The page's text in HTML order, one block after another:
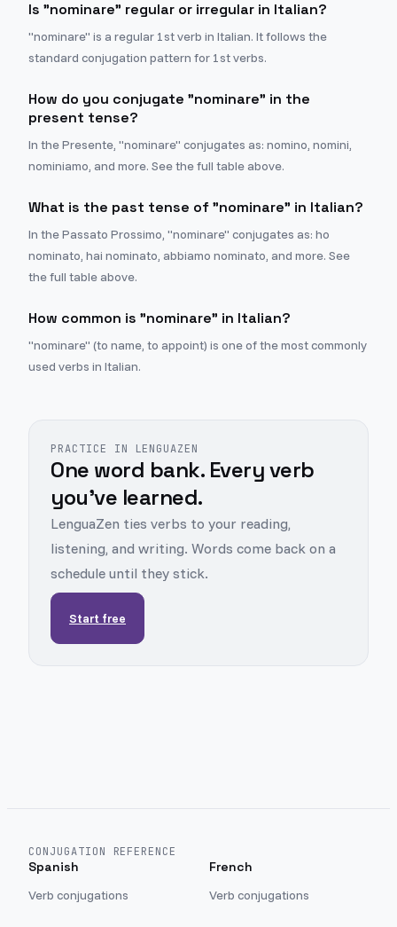
Is "nominare" regular or irregular in Italian?
"nominare" is a regular 1st verb in Italian. It follows the
standard conjugation pattern for 1st verbs.
How do you conjugate "nominare" in the
present tense?
In the Presente, "nominare" conjugates as: nomino, nomini,
nominiamo, and more. See the full table above.
What is the past tense of "nominare" in Italian?
In the Passato Prossimo, "nominare" conjugates as: ho
nominato, hai nominato, abbiamo nominato, and more. See
the full table above.
How common is "nominare" in Italian?
"nominare" (to name, to appoint) is one of the most commonly
used verbs in Italian.
PRACTICE IN LENGUAZEN
One word bank. Every verb
you've learned.
LenguaZen ties verbs to your reading,
listening, and writing. Words come back on a
schedule until they stick.
Start free
CONJUGATION REFERENCE
Spanish
Verb conjugations
French
Verb conjugations